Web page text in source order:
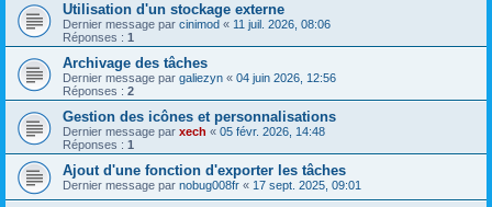
Utilisation d'un stockage externe
Dernier message par cinimod « 11 juil. 2026, 08:06
Réponses : 1
Archivage des tâches
Dernier message par galiezyn « 04 juin 2026, 12:56
Réponses : 2
Gestion des icônes et personnalisations
Dernier message par xech « 05 févr. 2026, 14:48
Réponses : 1
Ajout d'une fonction d'exporter les tâches
Dernier message par nobug008fr « 17 sept. 2025, 09:01